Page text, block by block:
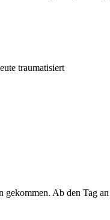
traumatisiert
Ab den Tag